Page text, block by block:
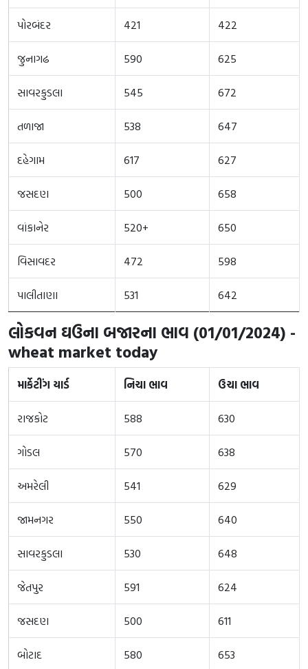
પોરબંદર 421 422
જુનાગઢ 590 625
સાવરકુડલા 545 672
તળાજા 538 647
દહેગામ 617 627
જસદણ 500 658
વાંકાનેર 520+ 650
વિસાવદર 472 598
પાલીતાણા 531 642
લોકવન ઘઉના બજારના ભાવ (01/01/2024) -
wheat market today
માર્કેટીંગ યાર્ડ નિચા ભાવ ઉચા ભાવ
રાજકોટ 588 630
ગોડલ 570 638
અમરેલી 541 629
જામનગર 550 640
સાવરકુડલા 530 648
જેતપુર 591 624
જસદણ 500 611
બોટાદ 580 653